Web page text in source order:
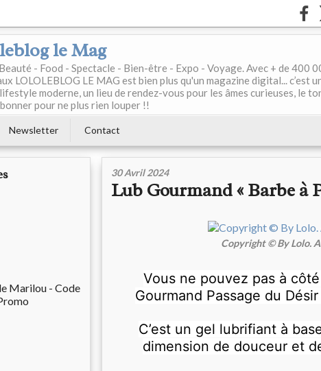
le Mag
- Food - Spectacle - Bien-être - Expo - Voyage. Avec + de 400
LOLOLEBLOG LE MAG est bien plus qu'un magazine digital... c’est
moderne, un lieu de rendez-vous pour les âmes curieuses, le
pour ne plus rien louper !!
Newsletter Contact
Marilou - Code
30 Avril 2024
Lub Gourmand « Barbe à
Copyright © By Lolo.
Vous ne pouvez pas à
Gourmand Passage du Désir
C’est un gel lubrifiant à
dimension de douceur et